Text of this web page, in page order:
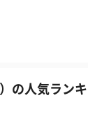
の人気ランキ